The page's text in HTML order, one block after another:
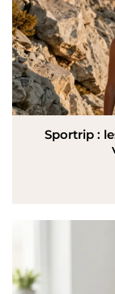
Sportrip :